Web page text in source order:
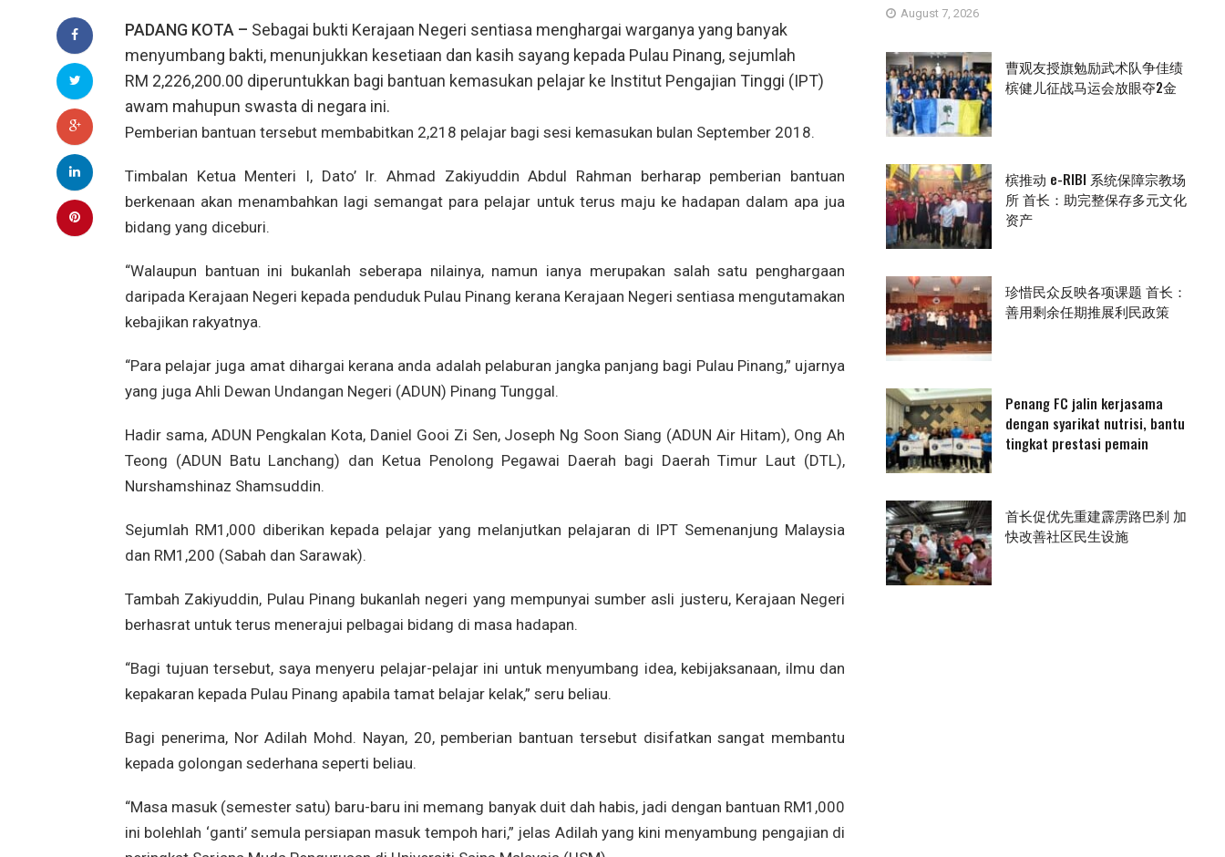
PADANG KOTA – Sebagai bukti Kerajaan Negeri sentiasa menghargai warganya yang banyak
menyumbang bakti, menunjukkan kesetiaan dan kasih sayang kepada Pulau Pinang, sejumlah
RM 2,226,200.00 diperuntukkan bagi bantuan kemasukan pelajar ke Institut Pengajian Tinggi (IPT)
awam mahupun swasta di negara ini.
Pemberian bantuan tersebut membabitkan 2,218 pelajar bagi sesi kemasukan bulan September 2018.
Timbalan Ketua Menteri I, Dato’ Ir. Ahmad Zakiyuddin Abdul Rahman berharap pemberian bantuan
berkenaan akan menambahkan lagi semangat para pelajar untuk terus maju ke hadapan dalam apa jua
bidang yang diceburi.
“Walaupun bantuan ini bukanlah seberapa nilainya, namun ianya merupakan salah satu penghargaan
daripada Kerajaan Negeri kepada penduduk Pulau Pinang kerana Kerajaan Negeri sentiasa mengutamakan
kebajikan rakyatnya.
“Para pelajar juga amat dihargai kerana anda adalah pelaburan jangka panjang bagi Pulau Pinang,” ujarnya
yang juga Ahli Dewan Undangan Negeri (ADUN) Pinang Tunggal.
Hadir sama, ADUN Pengkalan Kota, Daniel Gooi Zi Sen, Joseph Ng Soon Siang (ADUN Air Hitam), Ong Ah
Teong (ADUN Batu Lanchang) dan Ketua Penolong Pegawai Daerah bagi Daerah Timur Laut (DTL),
Nurshamshinaz Shamsuddin.
Sejumlah RM1,000 diberikan kepada pelajar yang melanjutkan pelajaran di IPT Semenanjung Malaysia
dan RM1,200 (Sabah dan Sarawak).
Tambah Zakiyuddin, Pulau Pinang bukanlah negeri yang mempunyai sumber asli justeru, Kerajaan Negeri
berhasrat untuk terus menerajui pelbagai bidang di masa hadapan.
“Bagi tujuan tersebut, saya menyeru pelajar-pelajar ini untuk menyumbang idea, kebijaksanaan, ilmu dan
kepakaran kepada Pulau Pinang apabila tamat belajar kelak,” seru beliau.
Bagi penerima, Nor Adilah Mohd. Nayan, 20, pemberian bantuan tersebut disifatkan sangat membantu
kepada golongan sederhana seperti beliau.
“Masa masuk (semester satu) baru-baru ini memang banyak duit dah habis, jadi dengan bantuan RM1,000
ini bolehlah ‘ganti’ semula persiapan masuk tempoh hari,” jelas Adilah yang kini menyambung pengajian di
August 7, 2026
曹观友授旗勉励武术队争佳绩
槟健儿征战马运会放眼夺2金
槟推动 e-RIBI 系统保障宗教场
所 首长：助完整保存多元文化
资产
珍惜民众反映各项课题 首长：
善用剩余任期推展利民政策
Penang FC jalin kerjasama
dengan syarikat nutrisi, bantu
tingkat prestasi pemain
首长促优先重建霹雳路巴刹 加
快改善社区民生设施